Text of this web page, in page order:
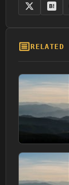
RELATED